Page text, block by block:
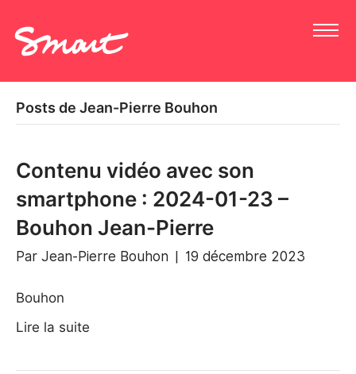
Posts de Jean-Pierre Bouhon
Contenu vidéo avec son
smartphone : 2024-01-23 –
Bouhon Jean-Pierre
Par Jean-Pierre Bouhon 19 décembre 2023
Bouhon
Lire la suite